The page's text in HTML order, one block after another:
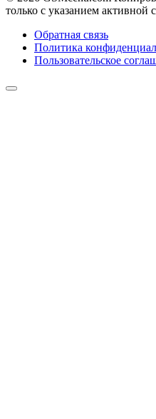
только с указанием активной
Обратная связь
Политика
Пользовательское